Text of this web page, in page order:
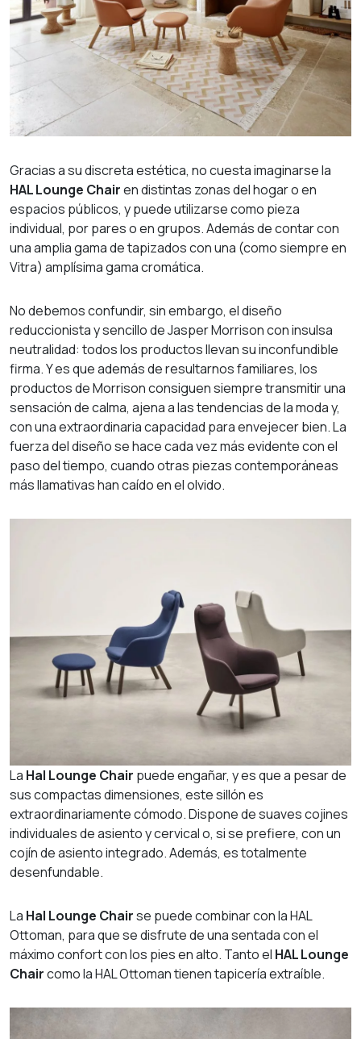
Proyectos
Productos
Marcas
de
integral
Showroom
News
Contacta
Gracias a su discreta estética, no cuesta imaginarse la
HAL Lounge Chairen distintas zonas del hogar o en
espacios públicos, y puede utilizarse como pieza
individual, por pares o en grupos. Además de contar con
una amplia gama de tapizados con una (como siempre en
Vitra) amplísima gama cromática.
No debemos confundir, sin embargo, el diseño
reduccionista y sencillo de Jasper Morrison con insulsa
neutralidad: todos los productos llevan su inconfundible
firma. Y es que además de resultarnos familiares, los
productos de Morrison consiguen siempre transmitir una
sensación de calma, ajena a las tendencias de la moda y,
con una extraordinaria capacidad para envejecer bien. La
fuerza del diseño se hace cada vez más evidente con el
paso del tiempo, cuando otras piezas contemporáneas
más llamativas han caído en el olvido.
La Hal Lounge Chair puede engañar, y es que a pesar de
sus compactas dimensiones, este sillón es
extraordinariamente cómodo. Dispone de suaves cojines
individuales de asiento y cervical o, si se prefiere, con un
cojín de asiento integrado. Además, es totalmente
desenfundable.
La Hal Lounge Chairse puede combinar con la HAL
Ottoman, para que se disfrute de una sentada con el
máximo confort con los pies en alto. Tanto el HAL Lounge
Chaircomo la HAL Ottoman tienen tapicería extraíble.